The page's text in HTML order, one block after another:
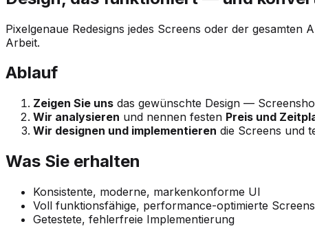
Pixelgenaue Redesigns jedes Screens oder der
Arbeit.
Ablauf
Zeigen Sie uns das gewünschte Design —
Wir analysieren und nennen festen Preis und
Wir designen und implementieren die Screens und
Was Sie erhalten
Konsistente, moderne, markenkonforme UI
Voll funktionsfähige, performance-optimierte Screens
Getestete, fehlerfreie Implementierung